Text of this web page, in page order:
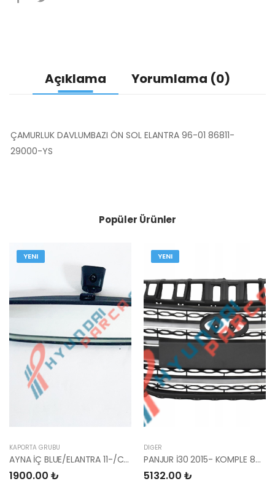
Açıklama Yorumlama (0)
ÇAMURLUK DAVLUMBAZI ÖN SOL ELANTRA 96-01 86811-
29000-YS
Popüler Ürünler
YENI
KAPORTA GRUBU
AYNA İÇ BLUE/ELANTRA 11-/CEED 10-/RİO 12-/SPORTAGE 11- 85101-3X100-HMC
1900.00 ₺
YENI
DIĞER
PANJUR İ30 2015- KOMPLE 86350-A6800-YS
5132.00 ₺